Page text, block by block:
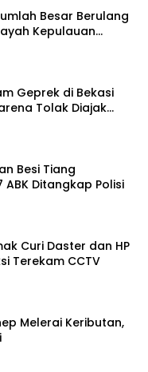
Besar Berulang
Kepulauan
Geprek di Bekasi
Tolak Diajak
Besi Tiang
ABK Ditangkap Polisi
Curi Daster dan HP
Terekam CCTV
Melerai Keributan,